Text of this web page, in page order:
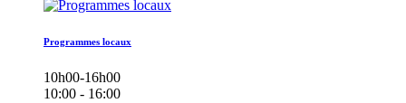
Programmes locaux
10h00-16h00
10:00 - 16:00